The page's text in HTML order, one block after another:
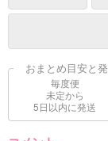
おまとめ目安と
毎度便
未定から
5日以内に発送